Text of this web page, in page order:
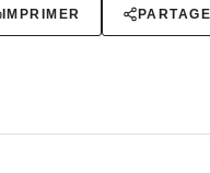
IMPRIMER